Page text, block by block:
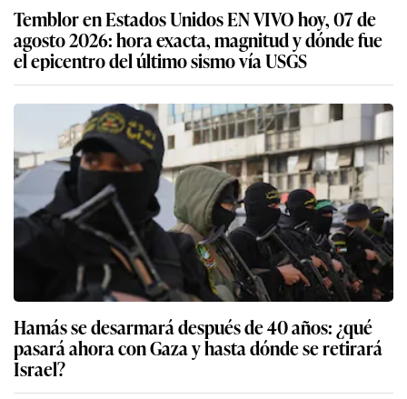
Temblor en Estados Unidos EN VIVO hoy, 07 de
agosto 2026: hora exacta, magnitud y dónde fue
el epicentro del último sismo vía USGS
Hamás se desarmará después de 40 años: ¿qué
pasará ahora con Gaza y hasta dónde se retirará
Israel?